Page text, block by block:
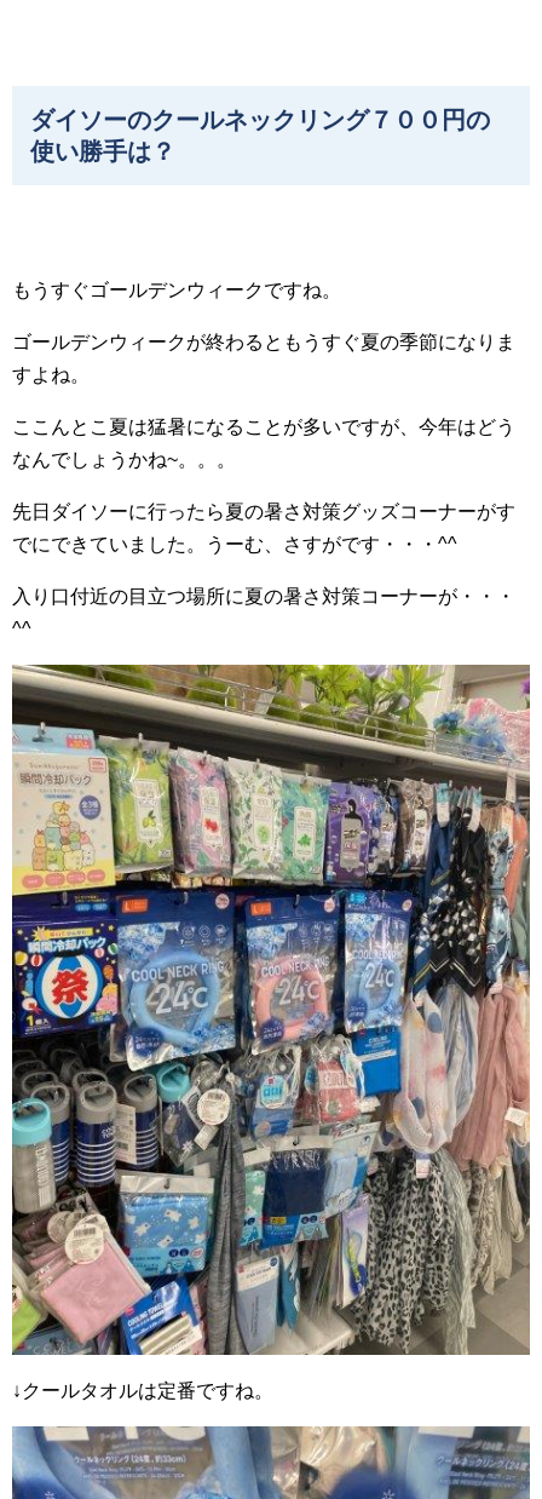
ダイソーのクールネックリング７００円の
使い勝手は？
もうすぐゴールデンウィークですね。
ゴールデンウィークが終わるともうすぐ夏の季節になりま
すよね。
ここんとこ夏は猛暑になることが多いですが、今年はどう
なんでしょうかね~。。。
先日ダイソーに行ったら夏の暑さ対策グッズコーナーがす
でにできていました。うーむ、さすがです・・・^^
入り口付近の目立つ場所に夏の暑さ対策コーナーが・・・
^^
↓クールタオルは定番ですね。